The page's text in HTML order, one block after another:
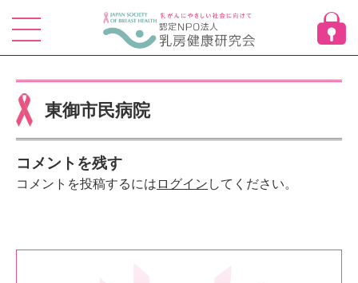
東御市民病院
コメントを残す
コメントを投稿するには ログイン してください。